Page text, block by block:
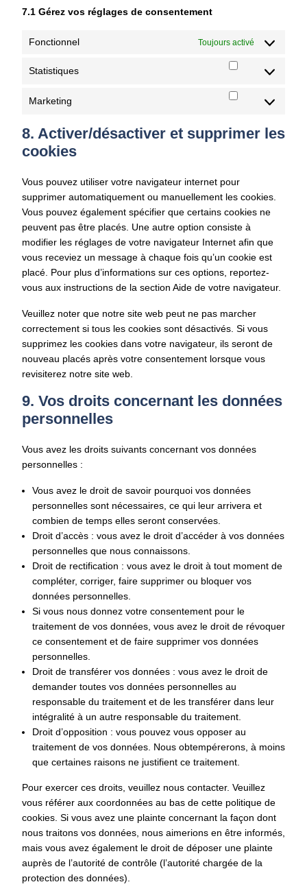
7.1 Gérez vos réglages de consentement
Fonctionnel Toujours activé
Statistiques
Statistiques
Marketing
Marketing
8. Activer/désactiver et supprimer les
cookies
Vous pouvez utiliser votre navigateur internet pour
supprimer automatiquement ou manuellement les cookies.
Vous pouvez également spécifier que certains cookies ne
peuvent pas être placés. Une autre option consiste à
modifier les réglages de votre navigateur Internet afin que
vous receviez un message à chaque fois qu’un cookie est
placé. Pour plus d’informations sur ces options, reportez-
vous aux instructions de la section Aide de votre navigateur.
Veuillez noter que notre site web peut ne pas marcher
correctement si tous les cookies sont désactivés. Si vous
supprimez les cookies dans votre navigateur, ils seront de
nouveau placés après votre consentement lorsque vous
revisiterez notre site web.
9. Vos droits concernant les données
personnelles
Vous avez les droits suivants concernant vos données
personnelles :
Vous avez le droit de savoir pourquoi vos données
personnelles sont nécessaires, ce qui leur arrivera et
combien de temps elles seront conservées.
Droit d’accès : vous avez le droit d’accéder à vos données
personnelles que nous connaissons.
Droit de rectification : vous avez le droit à tout moment de
compléter, corriger, faire supprimer ou bloquer vos
données personnelles.
Si vous nous donnez votre consentement pour le
traitement de vos données, vous avez le droit de révoquer
ce consentement et de faire supprimer vos données
personnelles.
Droit de transférer vos données : vous avez le droit de
demander toutes vos données personnelles au
responsable du traitement et de les transférer dans leur
intégralité à un autre responsable du traitement.
Droit d’opposition : vous pouvez vous opposer au
traitement de vos données. Nous obtempérerons, à moins
que certaines raisons ne justifient ce traitement.
Pour exercer ces droits, veuillez nous contacter. Veuillez
vous référer aux coordonnées au bas de cette politique de
cookies. Si vous avez une plainte concernant la façon dont
nous traitons vos données, nous aimerions en être informés,
mais vous avez également le droit de déposer une plainte
auprès de l’autorité de contrôle (l’autorité chargée de la
protection des données).